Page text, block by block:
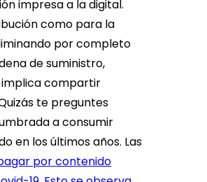
impresa a la digital.
como para la
por completo
de suministro,
implica compartir
te preguntes
a consumir
en los últimos años. Las
por contenido